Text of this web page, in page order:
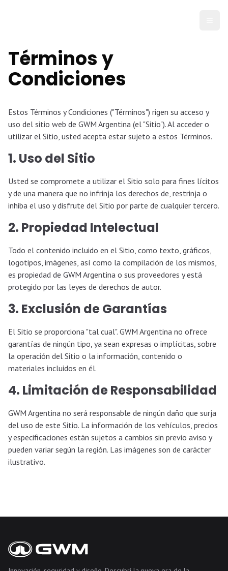
Términos y
Condiciones
Estos Términos y Condiciones ("Términos") rigen su acceso y
uso del sitio web de GWM Argentina (el "Sitio"). Al acceder o
utilizar el Sitio, usted acepta estar sujeto a estos Términos.
1. Uso del Sitio
Usted se compromete a utilizar el Sitio solo para fines lícitos
y de una manera que no infrinja los derechos de, restrinja o
inhiba el uso y disfrute del Sitio por parte de cualquier tercero.
2. Propiedad Intelectual
Todo el contenido incluido en el Sitio, como texto, gráficos,
logotipos, imágenes, así como la compilación de los mismos,
es propiedad de GWM Argentina o sus proveedores y está
protegido por las leyes de derechos de autor.
3. Exclusión de Garantías
El Sitio se proporciona "tal cual". GWM Argentina no ofrece
garantías de ningún tipo, ya sean expresas o implícitas, sobre
la operación del Sitio o la información, contenido o
materiales incluidos en él.
4. Limitación de Responsabilidad
GWM Argentina no será responsable de ningún daño que surja
del uso de este Sitio. La información de los vehículos, precios
y especificaciones están sujetos a cambios sin previo aviso y
pueden variar según la región. Las imágenes son de carácter
ilustrativo.